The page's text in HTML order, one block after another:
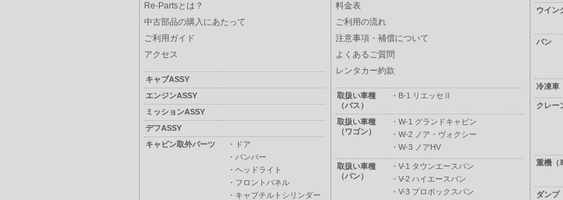
ウイン
バン
冷凍車
クレー
重機（
ダンプ
Re-Partsとは？
中古部品の購入にあたって
ご利用ガイド
アクセス
キャブASSY
エンジンASSY
ミッションASSY
デフASSY
キャビン取外パーツ
・
ドア
・ バンパー
・ ヘッドライト
・ フロントパネル
・ キャブチルトシリンダー
料金表
ご利用の流れ
注意事項・補償について
よくあるご質問
レンタカー約款
取扱い車種
（バス）
・ B-1 リエッセⅡ
取扱い車種
（ワゴン）
・ W-1 グランドキャビン
・ W-2 ノア・ヴォクシー
・ W-3 ノアHV
取扱い車種
（バン）
・ V-1 タウンエースバン
・ V-2 ハイエースバン
・ V-3 プロボックスバン